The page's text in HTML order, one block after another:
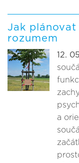
Jak plánovat
rozumem
12.
a